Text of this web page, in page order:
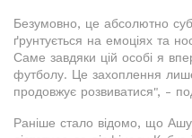
Безумовно, це абсолютно
ґрунтується на емоціях та
Саме завдяки цій особі я
футболу. Це захоплення
продовжує розвиватися", -
Раніше стало відомо, що